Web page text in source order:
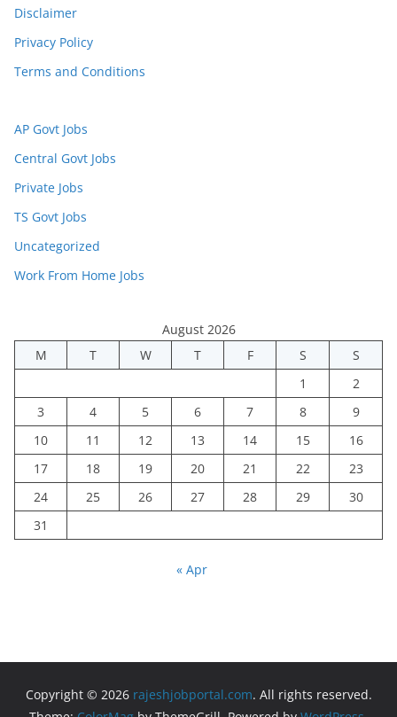
Disclaimer
Privacy Policy
Terms and Conditions
AP Govt Jobs
Central Govt Jobs
Private Jobs
TS Govt Jobs
Uncategorized
Work From Home Jobs
August 2026
M
T W T F S
S
1
2
3
4 5 6 7 8
9
10
11 12 13 14 15
16
17
18 19 20 21 22
23
24
25 26 27 28 29
30
31
« Apr
Copyright © 2026 rajeshjobportal.com. All rights reserved.